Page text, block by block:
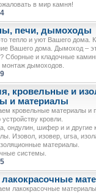
в мир камня!
печи, дымоходы
тепло и уют Вашего дома.
Вашего дома. Дымоход –
Сборные и кладочные
монтаж дымоходов.
кровельные и
и материалы
кровельные материалы и
устройству кровли.
ондулин, шифер и и другие
Изовол, изовер, ursa,
материалы.
системы.
лакокрасочные